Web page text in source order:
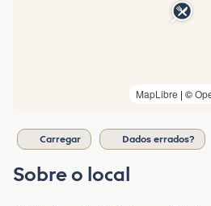
MapLibre | ©
Carregar Dados errados?
Sobre o local